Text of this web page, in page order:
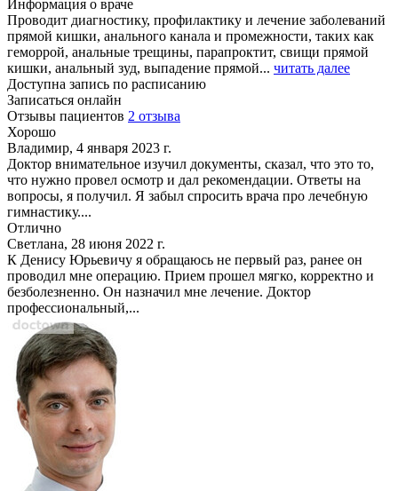
Информация о враче
Проводит диагностику, профилактику и лечение заболеваний
прямой кишки, анального канала и промежности, таких как
геморрой, анальные трещины, парапроктит, свищи прямой
кишки, анальный зуд, выпадение прямой... читать далее
Доступна запись по расписанию
Записаться онлайн
Отзывы пациентов 2 отзыва
Хорошо
Владимир, 4 января 2023 г.
Доктор внимательное изучил документы, сказал, что это то,
что нужно провел осмотр и дал рекомендации. Ответы на
вопросы, я получил. Я забыл спросить врача про лечебную
гимнастику....
Отлично
Светлана, 28 июня 2022 г.
К Денису Юрьевичу я обращаюсь не первый раз, ранее он
проводил мне операцию. Прием прошел мягко, корректно и
безболезненно. Он назначил мне лечение. Доктор
профессиональный,...